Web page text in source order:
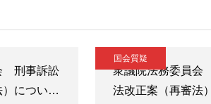
刑事訴訟
）につい…
国会質疑
衆議院法務委員
法改正案（再審法